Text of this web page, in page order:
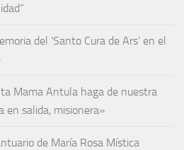
del ‘Santo Cura de Ars’ en el
Mama Antula haga de nuestra
en salida, misionera»
de María Rosa Mística